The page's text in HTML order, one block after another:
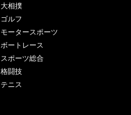
大相撲
ゴルフ
モータースポーツ
ボートレース
スポーツ総合
格闘技
テニス